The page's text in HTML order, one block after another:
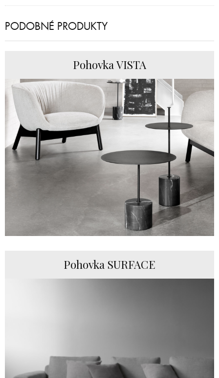
PODOBNÉ PRODUKTY
Pohovka VISTA
Pohovka SURFACE